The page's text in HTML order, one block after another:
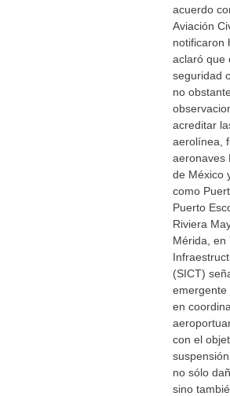
acuerdo
Aviación
notificaron
aclaró que
seguridad
no
acreditar
aerolínea,
aeronaves
de México
como
Puerto
Riviera
Mérida, en
(SICT)
emergente
en
con el
no sólo
sino